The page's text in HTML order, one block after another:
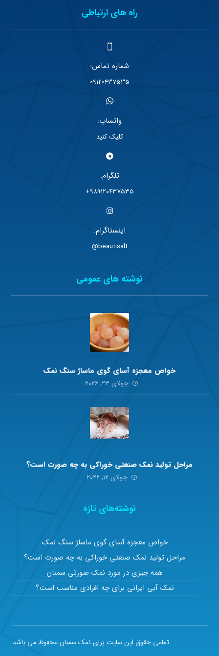
راه های ارتباطی
شماره تماس:
09120437535
واتساپ:
کلیک کنید
تلگرام:
989120437535+
اینستاگرام:
beautisalt@
نوشته های عمومی
خواص معجزه آسای گوی ماساژ سنگ نمک
جولای ۲۳, ۲۰۲۶
مراحل تولید نمک صنعتی خوراکی به چه صورت است؟
جولای ۱۲, ۲۰۲۶
نوشته‌های تازه
خواص معجزه آسای گوی ماساژ سنگ نمک
مراحل تولید نمک صنعتی خوراکی به چه صورت است؟
همه چیزی در مورد نمک صورتی سمنان
نمک آبی ایرانی برای چه افرادی مناسب است؟
تمامی حقوق این سایت برای نمک سمنان محفوظ می باشد.